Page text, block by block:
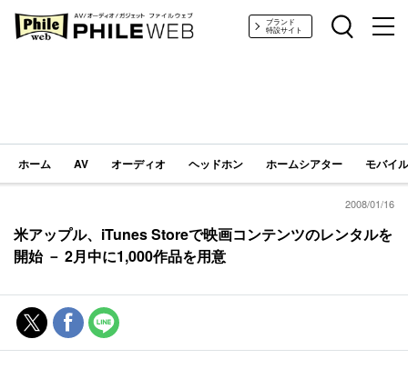
PHILE WEB｜AV/オーディオ/ガジェットブランド
特設サイト
ホーム AV オーディオ ヘッドホン ホームシアター モバイ
2008/01/16
米アップル、iTunes Storeで映画コンテンツのレンタルを
開始 － 2月中に1,000作品を用意